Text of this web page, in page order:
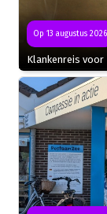
Op 13 augustus 2026
Klankenreis